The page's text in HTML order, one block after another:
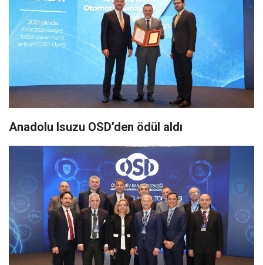
Anadolu Isuzu OSD’den ödül aldı